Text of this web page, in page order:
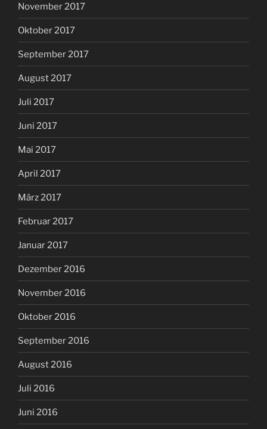
November 2017
Oktober 2017
September 2017
August 2017
Juli 2017
Juni 2017
Mai 2017
April 2017
März 2017
Februar 2017
Januar 2017
Dezember 2016
November 2016
Oktober 2016
September 2016
August 2016
Juli 2016
Juni 2016